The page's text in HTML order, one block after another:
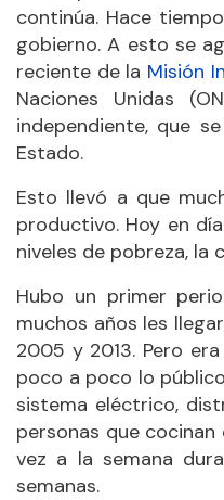
continúa. Hace
gobierno. A esto se
reciente de la Misión
Naciones Unidas
independiente, que
Estado.
Esto llevó a que
productivo. Hoy en
niveles de pobreza,
Hubo un primer
muchos años les
2005 y 2013. Pero
poco a poco lo
sistema eléctrico,
personas que
vez a la semana
semanas.